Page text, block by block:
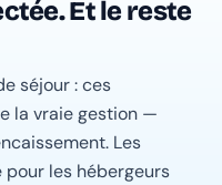
Et le reste
séjour : ces
la vraie gestion —
Les
les hébergeurs